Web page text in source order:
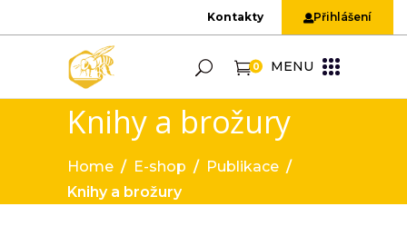
Kontakty Přihlášení
0 MENU
Knihy a brožury
Home / E-shop / Publikace /
Knihy a brožury